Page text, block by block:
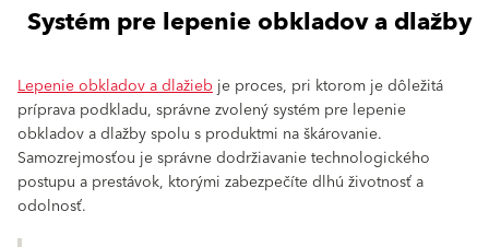
Systém pre lepenie obkladov a dlažby
Lepenie obkladov a dlažieb je proces, pri ktorom je dôležitá
príprava podkladu, správne zvolený systém pre lepenie
obkladov a dlažby spolu s produktmi na škárovanie.
Samozrejmosťou je správne dodržiavanie technologického
postupu a prestávok, ktorými zabezpečíte dlhú životnosť a
odolnosť.